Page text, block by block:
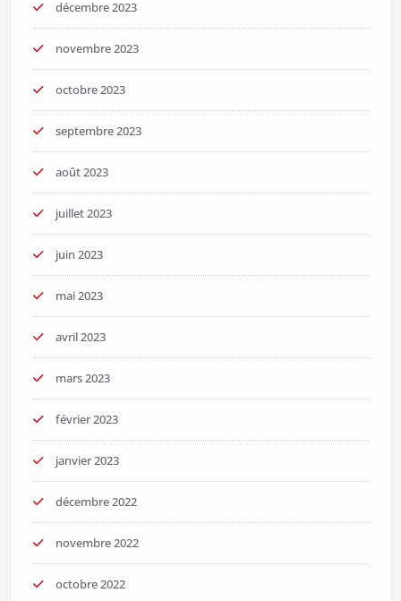
décembre 2023
novembre 2023
octobre 2023
septembre 2023
août 2023
juillet 2023
juin 2023
mai 2023
avril 2023
mars 2023
février 2023
janvier 2023
décembre 2022
novembre 2022
octobre 2022